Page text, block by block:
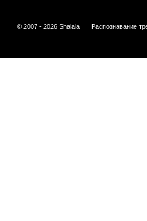
© 2007 - 2026 Shalala Распознавание